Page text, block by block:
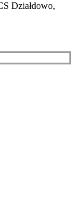
Działdowo,